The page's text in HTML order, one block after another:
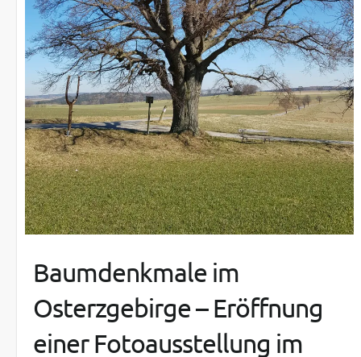
Baumdenkmale im
Osterzgebirge – Eröffnung
einer Fotoausstellung im